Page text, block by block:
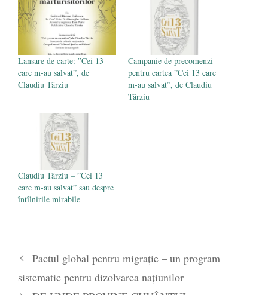
Follow-up: Conferință – Prof.univ.dr.
Nicolae Constantinescu – „Nu te teme!”
(2019.12.08, Biserica Sfinții Chiril și
Metodiu) - 29 martie 2020
Lansare de carte: ”Cei 13
care m-au salvat”, de
Claudiu Târziu
Campanie de precomenzi
pentru cartea ”Cei 13 care
m-au salvat”, de Claudiu
Târziu
Claudiu Târziu – ”Cei 13
care m-au salvat” sau despre
întîlnirile mirabile
Pactul global pentru migraţie – un program
sistematic pentru dizolvarea naţiunilor